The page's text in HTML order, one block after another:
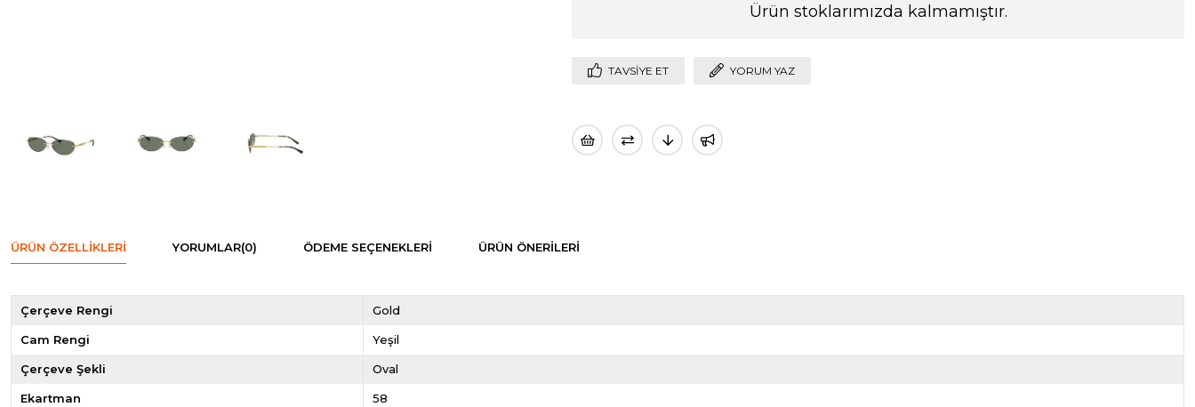
Ürün stoklarımızda kalmamıştır.
TAVSIYE ET YORUM YAZ
ÜRÜN ÖZELLIKLERI YORUMLAR(0) ÖDEME SEÇENEKLERI ÜRÜN ÖNERILERI
Çerçeve Rengi Gold
Cam Rengi Yeşil
Çerçeve Şekli Oval
Ekartman 58